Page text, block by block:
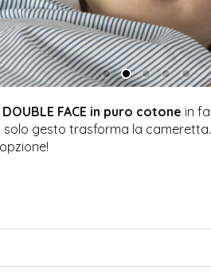
FACE in puro cotone in
gesto trasforma la